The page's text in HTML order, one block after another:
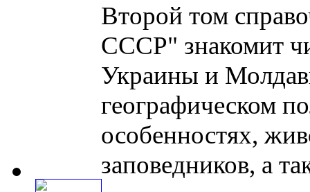
Второй том
СССР" знакомит
Украины и
географическом
особенностях,
заповедников, а